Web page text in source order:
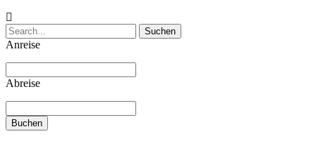
Suchen
Anreise
Abreise
Buchen